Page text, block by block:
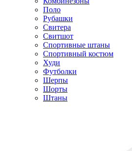
Поло
Рубашки
Свитера
Свитшот
Спортивные штаны
Спортивный костюм
Худи
Футболки
Шерпы
Шорты
Штаны